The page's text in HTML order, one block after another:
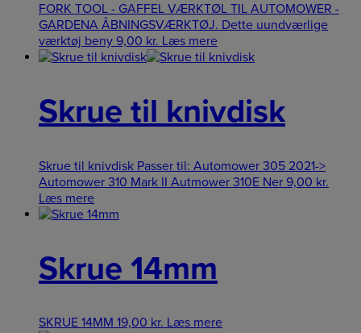
FORK TOOL - GAFFEL VÆRKTØL TIL AUTOMOWER -
GARDENA ÅBNINGSVÆRKTØJ. Dette uundværlige
værktøj beny 9,00 kr. Læs mere
Skrue til knivdisk
Skrue til knivdisk Passer til: Automower 305 2021->
Automower 310 Mark II Autmower 310E Ner 9,00 kr.
Læs mere
Skrue 14mm
SKRUE 14MM 19,00 kr. Læs mere